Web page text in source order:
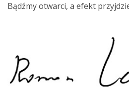
Bądźmy otwarci, a efekt